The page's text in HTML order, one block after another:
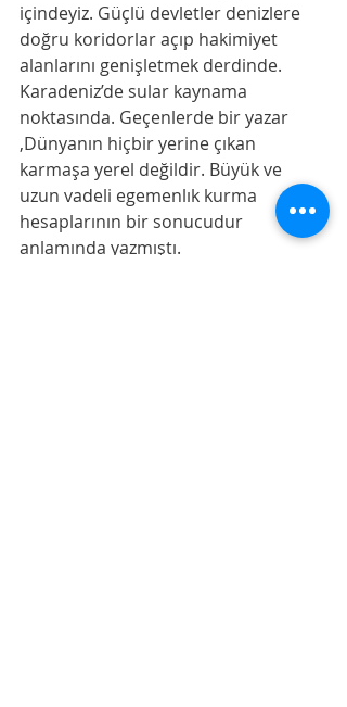
içindeyiz. Güçlü devletler denizlere
doğru koridorlar açıp hakimiyet
alanlarını genişletmek derdinde.
Karadeniz’de sular kaynama
noktasında. Geçenlerde bir yazar
,Dünyanın hiçbir yerine çıkan
karmaşa yerel değildir. Büyük ve
uzun vadeli egemenlık kurma
hesaplarının bir sonucudur
anlamında yazmıştı.